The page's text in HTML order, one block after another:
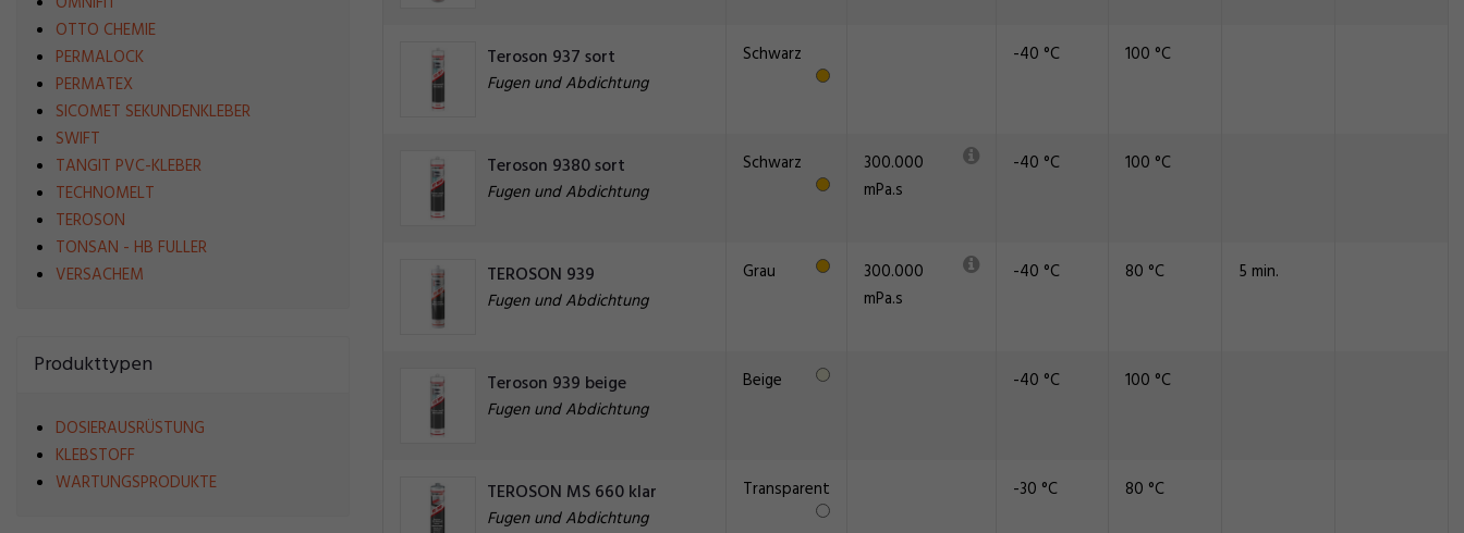
OTTO CHEMIE
PERMALOCK
PERMATEX
SICOMET SEKUNDENKLEBER
SWIFT
TANGIT PVC-KLEBER
TECHNOMELT
TEROSON
TONSAN - HB FULLER
VERSACHEM
Produkttypen
DOSIERAUSRÜSTUNG
KLEBSTOFF
WARTUNGSPRODUKTE
Teroson 937 sort
Fugen und Abdichtung
Schwarz -40 °C 100 °C
Teroson 9380 sort
Fugen und Abdichtung
Schwarz
300.000
mPa.s
-40 °C 100 °C
TEROSON 939
Fugen und Abdichtung
Grau
300.000
mPa.s
-40 °C 80 °C 5 min.
Teroson 939 beige
Fugen und Abdichtung
Beige -40 °C 100 °C
TEROSON MS 660 klar
Fugen und Abdichtung
Transparent -30 °C 80 °C